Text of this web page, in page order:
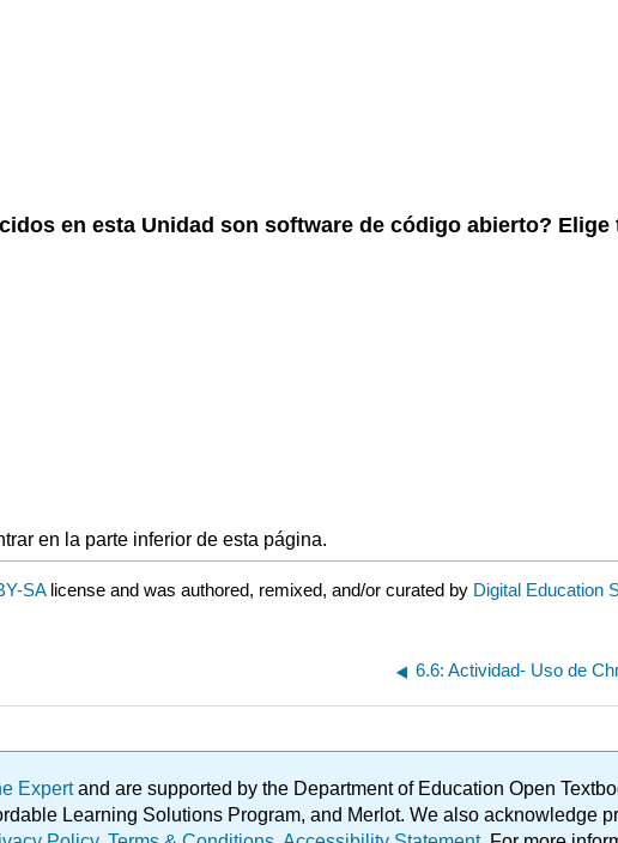
en esta Unidad son software de código abierto?
en la parte inferior de esta página.
SA license and was authored, remixed, and/or curated by Digital Education
Expertand are supported by the Department of Education Open
Learning Solutions Program, and Merlot. We also acknowledge